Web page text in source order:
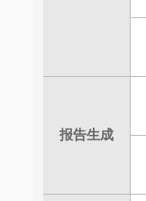
报告生成